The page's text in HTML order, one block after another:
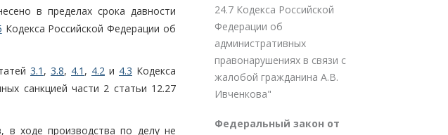
в пределах срока давности
Кодекса Российской Федерации об
3.1 , 3.8, 4.1 , 4.2 и 4.3 Кодекса
санкцией части 2 статьи 12.27
в ходе производства по делу не
24.7 Кодекса Российской
Федерации об
административных
правонарушениях в связи с
жалобой гражданина А.В.
Ивченкова"
Федеральный закон от